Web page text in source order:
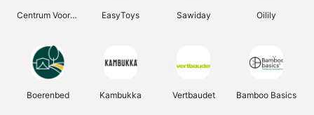
Centrum Voor Avondonderwijs EasyToys Sawiday Oilily
Boerenbed Kambukka Vertbaudet Bamboo Basics